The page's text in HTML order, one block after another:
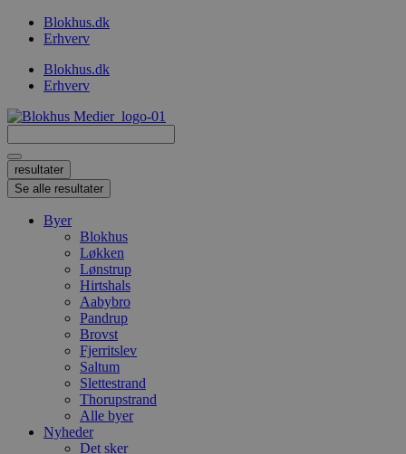
VidereBlokhus.dk
Erhverv
Blokhus.dk
Erhverv
...
resultater
Se alle resultater
Byer
Blokhus
Løkken
Lønstrup
Hirtshals
Aabybro
Pandrup
Brovst
Fjerritslev
Saltum
Slettestrand
Thorupstrand
Alle byer
Nyheder
Det sker